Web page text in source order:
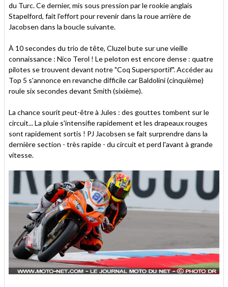
du Turc. Ce dernier, mis sous pression par le rookie anglais
Stapelford, fait l'effort pour revenir dans la roue arrière de
Jacobsen dans la boucle suivante.
À 10 secondes du trio de tête, Cluzel bute sur une vieille
connaissance : Nico Terol ! Le peloton est encore dense : quatre
pilotes se trouvent devant notre "Coq Supersportif". Accéder au
Top 5 s'annonce en revanche difficile car Baldolini (cinquième)
roule six secondes devant Smith (sixième).
La chance sourit peut-être à Jules : des gouttes tombent sur le
circuit... La pluie s'intensifie rapidement et les drapeaux rouges
sont rapidement sortis ! PJ Jacobsen se fait surprendre dans la
dernière section - très rapide - du circuit et perd l'avant à grande
vitesse.